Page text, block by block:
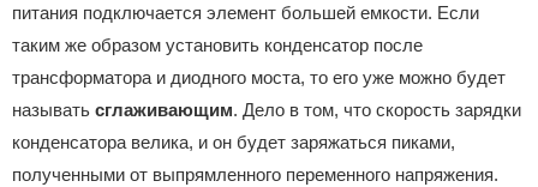
питания подключается элемент большей емкости. Если
таким же образом установить конденсатор после
трансформатора и диодного моста, то его уже можно будет
называть сглаживающим. Дело в том, что скорость зарядки
конденсатора велика, и он будет заряжаться пиками,
полученными от выпрямленного переменного напряжения.